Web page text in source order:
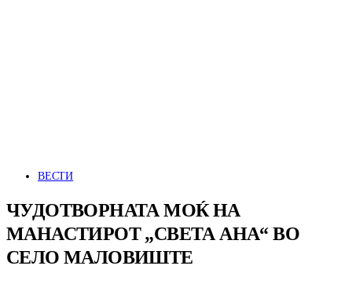
ВЕСТИ
ЧУДОТВОРНАТА МОЌ НА
МАНАСТИРОТ „СВЕТА АНА“ ВО
СЕЛО МАЛОВИШТЕ